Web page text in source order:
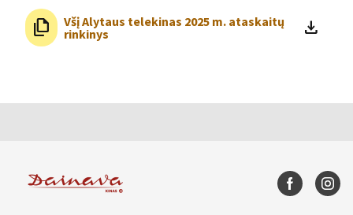
file_copy
Všį Alytaus telekinas 2025 m. ataskaitų
rinkinys
file_download